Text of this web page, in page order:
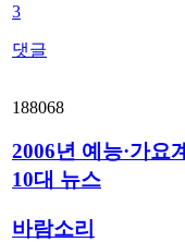
3
댓글
188068
2006년 예능·가요계
10대 뉴스
바람소리